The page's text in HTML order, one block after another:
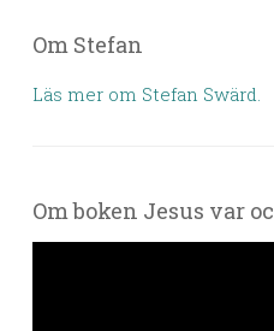
Om Stefan
Läs mer om Stefan Swärd.
Om boken Jesus var